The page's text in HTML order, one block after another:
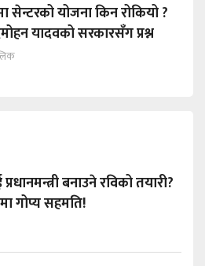
सेन्टरको योजना किन रोकियो ?
यादवको सरकारसँग प्रश्न
बनाउने रविको तयारी?
गोप्य सहमति!